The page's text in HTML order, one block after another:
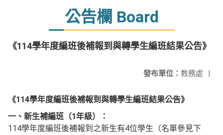
公告欄 Board
《114學年度編班後補報到與轉學生編班結果公告》
發布單位： 教務處 |
《114學年度編班後補報到與轉學生編班結果公告》
一、新生補編班（1年級）：
114學年度編班後補報到之新生有4位學生（名單參見下